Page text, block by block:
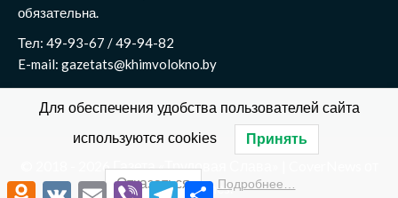
обязательна.
Тел: 49-93-67 / 49-94-82
E-mail: gazetats@khimvolokno.by
© 2018 - 2026 Газета «Трудовая Слава»
AF themes.
Odnoklassniki
VK EmailViberTelegramОтправить
Для обеспечения удобства пользователей сайта
используются cookies Принять
Отказаться Подробнее…